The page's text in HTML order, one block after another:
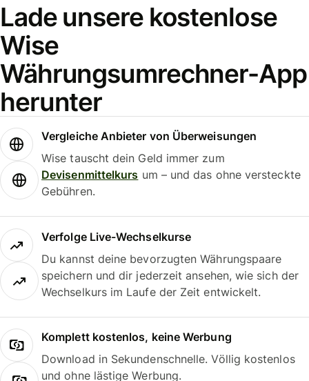
Lade unsere kostenlose
Wise
Währungsumrechner-App
herunter
Vergleiche Anbieter von Überweisungen
Wise tauscht dein Geld immer zum
Devisenmittelkurs um – und das ohne versteckte
Gebühren.
Verfolge Live-Wechselkurse
Du kannst deine bevorzugten Währungspaare
speichern und dir jederzeit ansehen, wie sich der
Wechselkurs im Laufe der Zeit entwickelt.
Komplett kostenlos, keine Werbung
Download in Sekundenschnelle. Völlig kostenlos
und ohne lästige Werbung.